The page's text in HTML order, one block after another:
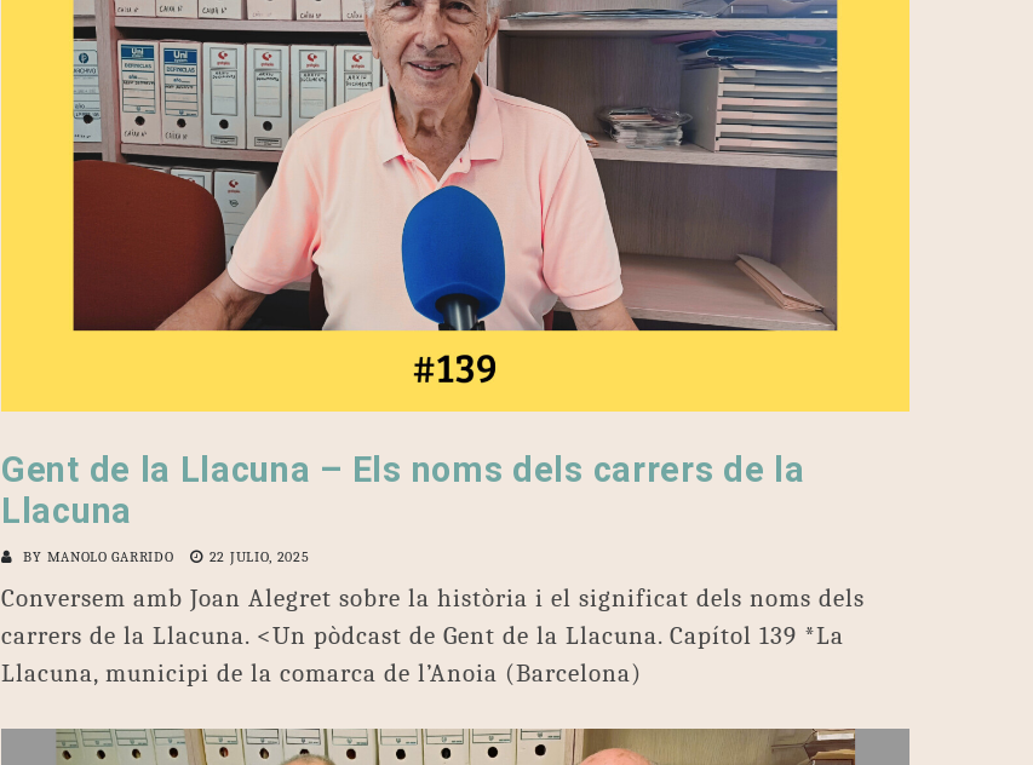
Gent de la Llacuna – Els noms dels carrers de la
Llacuna
BY MANOLO GARRIDO 22 JULIO, 2025
Conversem amb Joan Alegret sobre la història i el significat dels noms dels
carrers de la Llacuna. <Un pòdcast de Gent de la Llacuna. Capítol 139 *La
Llacuna, municipi de la comarca de l’Anoia (Barcelona)